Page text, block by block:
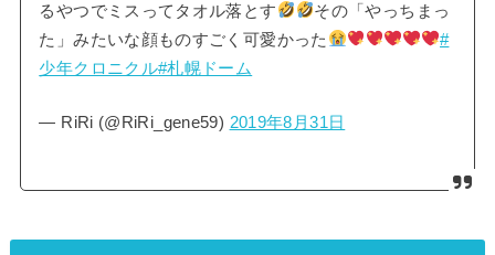
るやつでミスってタオル落とす
その「やっちまっ
た」みたいな顔ものすごく可愛かった
#
少年クロニクル#札幌ドーム
— RiRi (@RiRi_gene59) 2019年8月31日